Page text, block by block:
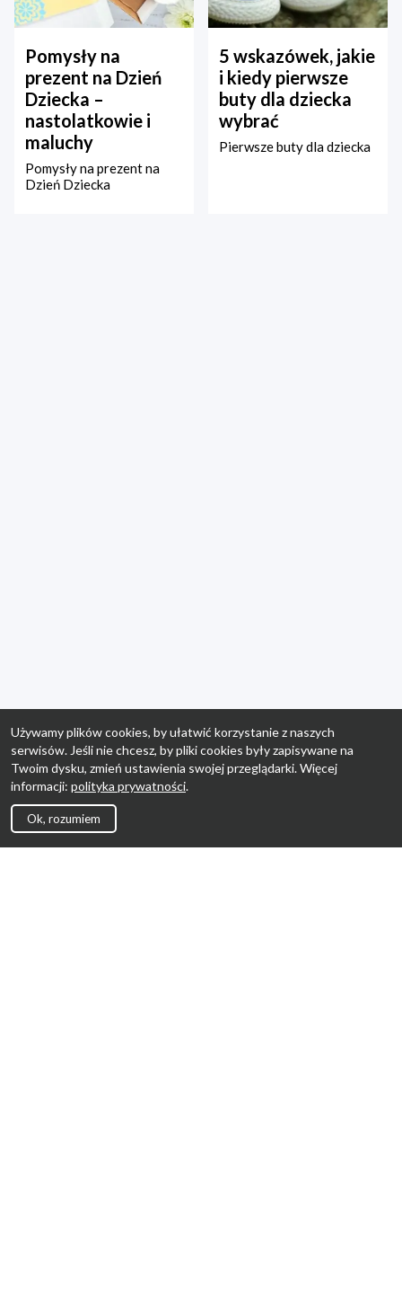
Pomysły na
prezent na Dzień
Dziecka –
nastolatkowie i
maluchy
Pomysły na prezent na
Dzień Dziecka
5 wskazówek, jakie
i kiedy pierwsze
buty dla dziecka
wybrać
Pierwsze buty dla dziecka
Używamy plików cookies, by ułatwić korzystanie z naszych
serwisów. Jeśli nie chcesz, by pliki cookies były zapisywane na
Twoim dysku, zmień ustawienia swojej przeglądarki. Więcej
informacji: polityka prywatności.
Ok, rozumiem